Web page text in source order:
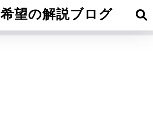
希望の解説ブログ